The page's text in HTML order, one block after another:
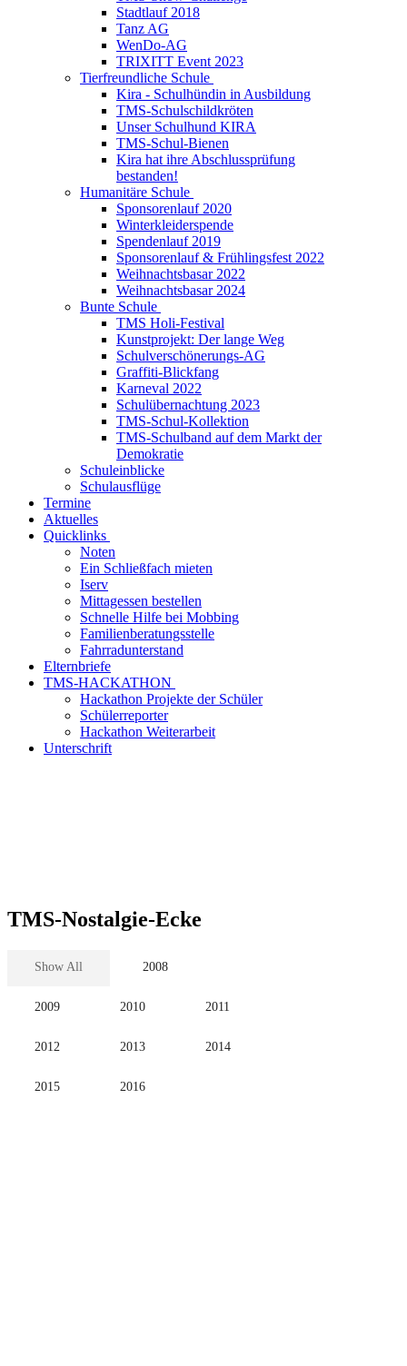
Stadtlauf 2018
Tanz AG
WenDo-AG
TRIXITT Event 2023
Tierfreundliche Schule
Kira - Schulhündin in Ausbildung
TMS-Schulschildkröten
Unser Schulhund KIRA
TMS-Schul-Bienen
Kira hat ihre Abschlussprüfung
bestanden!
Humanitäre Schule
Sponsorenlauf 2020
Winterkleiderspende
Spendenlauf 2019
Sponsorenlauf & Frühlingsfest 2022
Weihnachtsbasar 2022
Weihnachtsbasar 2024
Bunte Schule
TMS Holi-Festival
Kunstprojekt: Der lange Weg
Schulverschönerungs-AG
Graffiti-Blickfang
Karneval 2022
Schulübernachtung 2023
TMS-Schul-Kollektion
TMS-Schulband auf dem Markt der
Demokratie
Schuleinblicke
Schulausflüge
Termine
Aktuelles
Quicklinks
Noten
Ein Schließfach mieten
Iserv
Mittagessen bestellen
Schnelle Hilfe bei Mobbing
Familienberatungsstelle
Fahrradunterstand
Elternbriefe
TMS-HACKATHON
Hackathon Projekte der Schüler
Schülerreporter
Hackathon Weiterarbeit
Unterschrift
TMS-Nostalgie-Ecke
Show All 2008
2009 2010 2011
2012 2013 2014
2015 2016